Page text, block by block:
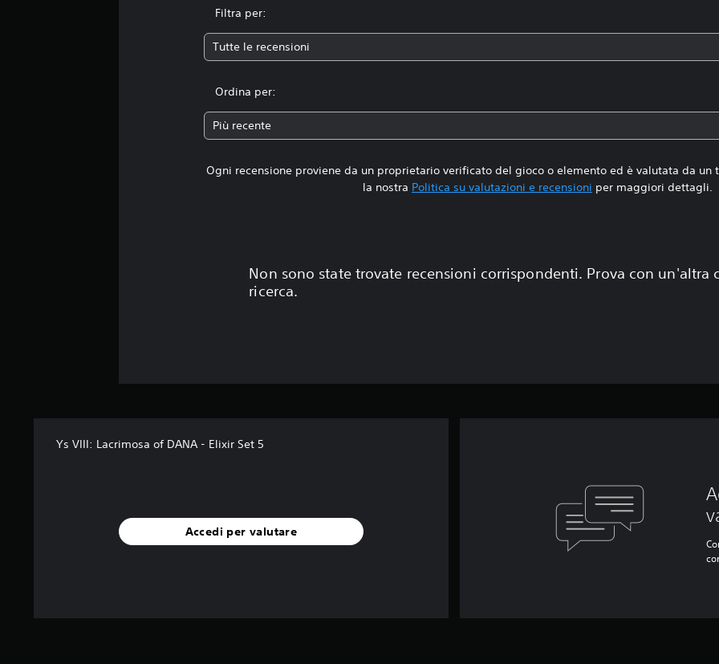
Filtra per:
Tutte le recensioni
Ordina per:
Più recente
Ogni recensione proviene da un proprietario verificato del gioco o elemento ed è valutata da un
la nostra Politica su valutazioni e recensioni per maggiori dettagli.
Non sono state trovate recensioni corrispondenti. Prova con un'altra
ricerca.
Ys VIII: Lacrimosa of DANA - Elixir Set 5
Accedi per valutare